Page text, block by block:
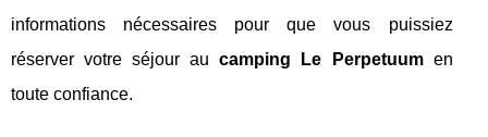
informations nécessaires pour que vous puissiez
réserver votre séjour aucamping Le Perpetuumen
toute confiance.